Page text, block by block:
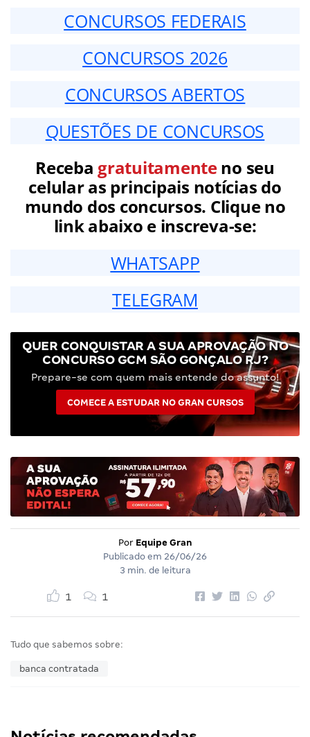
CONCURSOS FEDERAIS
CONCURSOS 2026
CONCURSOS ABERTOS
QUESTÕES DE CONCURSOS
Receba gratuitamenteno seu
celular as principais notícias do
mundo dos concursos. Clique no
link abaixo e inscreva-se:
WHATSAPP
TELEGRAM
QUER CONQUISTAR A SUA APROVAÇÃO NO
CONCURSO GCM SÃO GONÇALO RJ?
Prepare-se com quem mais entende do assunto!
COMECE A ESTUDAR NO GRAN CURSOS
Por Equipe Gran
Publicado em 26/06/26
3 min. de leitura
1 1
Tudo que sabemos sobre:
banca contratada